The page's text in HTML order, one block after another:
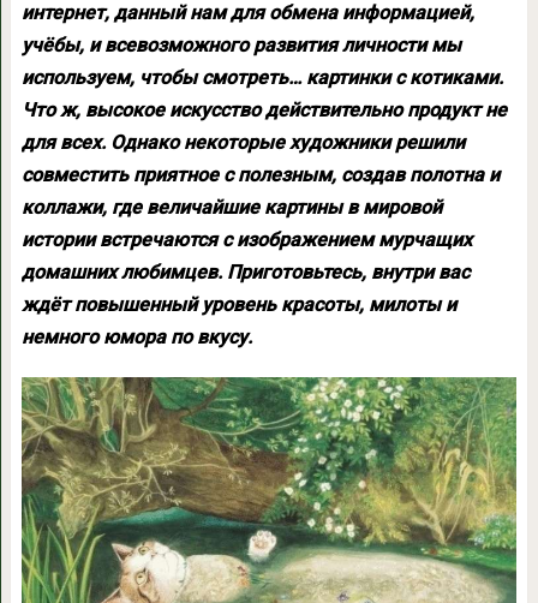
интернет, данный нам для обмена информацией,
учёбы, и всевозможного развития личности мы
используем, чтобы смотреть… картинки с котиками.
Что ж, высокое искусство действительно продукт не
для всех. Однако некоторые художники решили
совместить приятное с полезным, создав полотна и
коллажи, где величайшие картины в мировой
истории встречаются с изображением мурчащих
домашних любимцев. Приготовьтесь, внутри вас
ждёт повышенный уровень красоты, милоты и
немного юмора по вкусу.